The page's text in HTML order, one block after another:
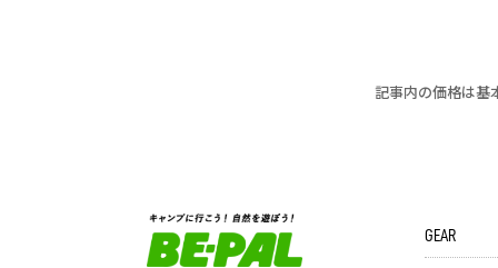
記事内の価格は基
GEAR